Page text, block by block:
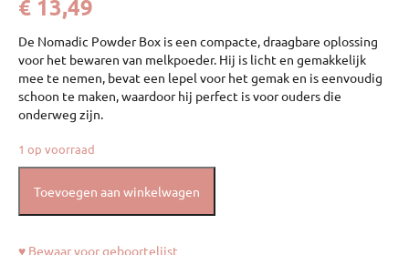
€ 13,49
De Nomadic Powder Box is een compacte, draagbare oplossing
voor het bewaren van melkpoeder. Hij is licht en gemakkelijk
mee te nemen, bevat een lepel voor het gemak en is eenvoudig
schoon te maken, waardoor hij perfect is voor ouders die
onderweg zijn.
1 op voorraad
Toevoegen aan winkelwagen
♥ Bewaar voor geboortelijst